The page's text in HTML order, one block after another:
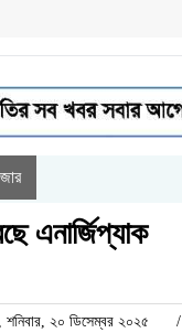
এনার্জিপ্যাক
২০ ডিসেম্বর ২০২৫ /